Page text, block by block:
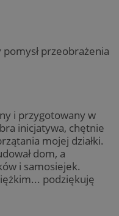
przeobrażenia
i przygotowany w
inicjatywa, chętnie
mojej działki.
dom, a
i samosiejek.
podziękuję